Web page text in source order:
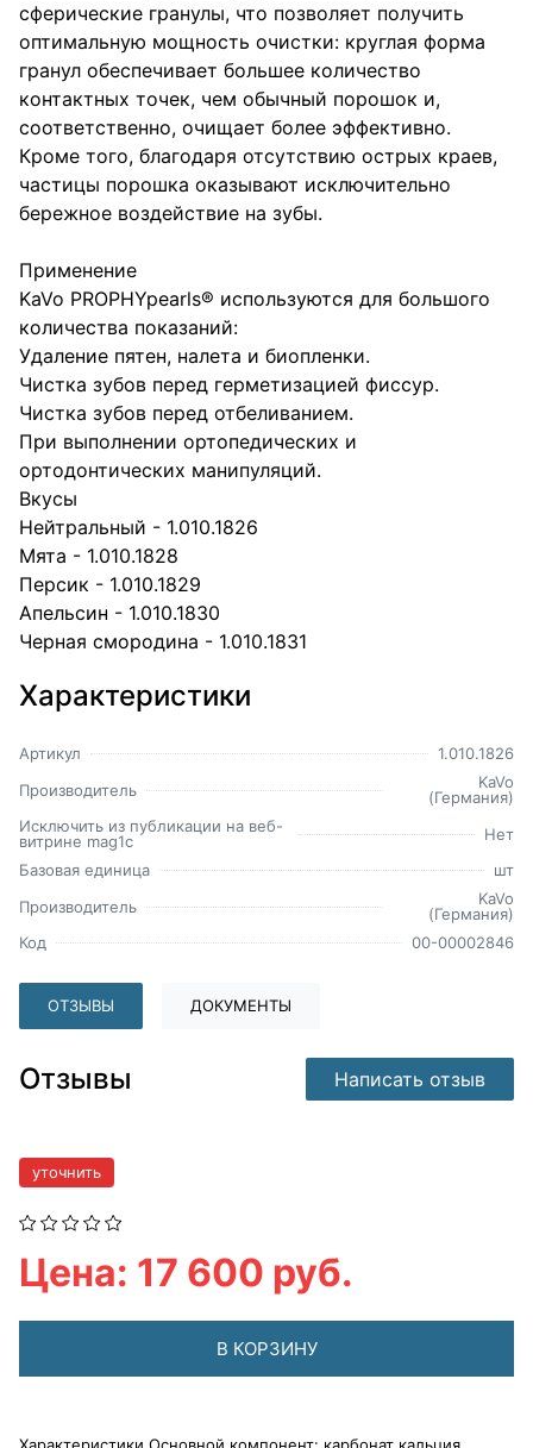
сферические гранулы, что позволяет получить
оптимальную мощность очистки: круглая форма
гранул обеспечивает большее количество
контактных точек, чем обычный порошок и,
соответственно, очищает более эффективно.
Кроме того, благодаря отсутствию острых краев,
частицы порошка оказывают исключительно
бережное воздействие на зубы.
Применение
KaVo PROPHYpearls® используются для большого
количества показаний:
Удаление пятен, налета и биопленки.
Чистка зубов перед герметизацией фиссур.
Чистка зубов перед отбеливанием.
При выполнении ортопедических и
ортодонтических манипуляций.
Вкусы
Нейтральный - 1.010.1826
Мята - 1.010.1828
Персик - 1.010.1829
Апельсин - 1.010.1830
Черная смородина - 1.010.1831
Характеристики
Артикул
1.010.1826
Производитель
KaVo
(Германия)
Исключить из публикации на веб-
витрине mag1c
Нет
Базовая единица
шт
Производитель
KaVo
(Германия)
Код
00-00002846
ОТЗЫВЫ ДОКУМЕНТЫ
Отзывы Написать отзыв
уточнить
Цена: 17 600 руб.
В КОРЗИНУ